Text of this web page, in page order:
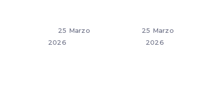
25 Marzo
2026
25 Marzo
2026